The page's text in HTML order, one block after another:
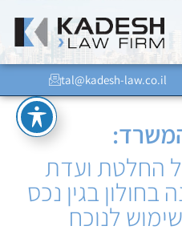
tal@kadesh-law.co.il
החלטת ועדת
בחולון בגין נכס
לנוכח